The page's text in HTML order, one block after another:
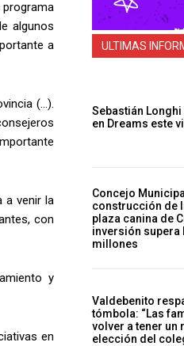
programa
algunos
a
(…).
a venir la
con
y
en
ULTIMAS
Sebastián
en Dreams este
Concejo
construcción de
plaza canina de
inversión supera
millones
Valdebenito
tómbola: “Las
volver a tener un
elección del